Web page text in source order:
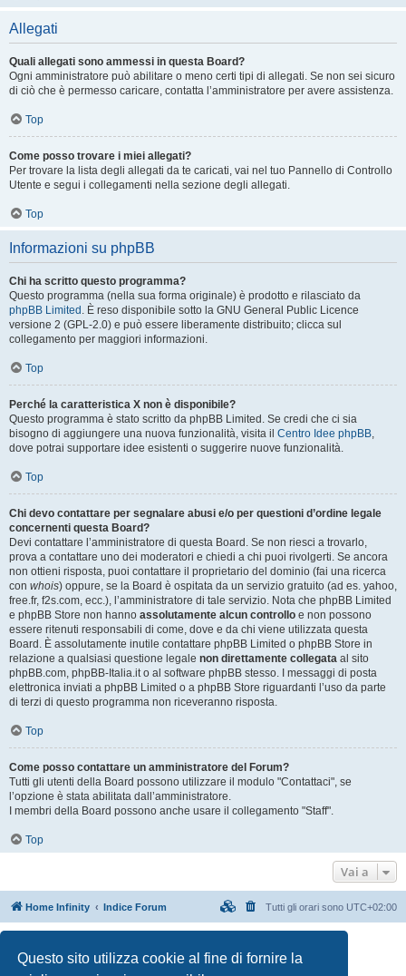
Questo sito utilizza cookie al fine di fornire la
Allegati
Quali allegati sono ammessi in questa Board?
Ogni amministratore può abilitare o meno certi tipi di allegati. Se non sei sicuro
di ciò che è permesso caricare, contatta l’amministratore per avere assistenza.
Top
Come posso trovare i miei allegati?
Per trovare la lista degli allegati da te caricati, vai nel tuo Pannello di Controllo
Utente e segui i collegamenti nella sezione degli allegati.
Top
Informazioni su phpBB
Chi ha scritto questo programma?
Questo programma (nella sua forma originale) è prodotto e rilasciato da
phpBB Limited . È reso disponibile sotto la GNU General Public Licence
versione 2 (GPL-2.0) e può essere liberamente distribuito; clicca sul
collegamento per maggiori informazioni.
Top
Perché la caratteristica X non è disponibile?
Questo programma è stato scritto da phpBB Limited. Se credi che ci sia
bisogno di aggiungere una nuova funzionalità, visita il Centro Idee phpBB,
dove potrai supportare idee esistenti o suggerire nuove funzionalità.
Top
Chi devo contattare per segnalare abusi e/o per questioni d’ordine legale
concernenti questa Board?
Devi contattare l’amministratore di questa Board. Se non riesci a trovarlo,
prova a contattare uno dei moderatori e chiedi a chi puoi rivolgerti. Se ancora
non ottieni risposta, puoi contattare il proprietario del dominio (fai una ricerca
con whois) oppure, se la Board è ospitata da un servizio gratuito (ad es. yahoo,
free.fr, f2s.com, ecc.), l’amministratore di tale servizio. Nota che phpBB Limited
e phpBB Store non hanno assolutamente alcun controllo e non possono
essere ritenuti responsabili di come, dove e da chi viene utilizzata questa
Board. È assolutamente inutile contattare phpBB Limited o phpBB Store in
relazione a qualsiasi questione legale non direttamente collegata al sito
phpBB.com, phpBB-Italia.it o al software phpBB stesso. I messaggi di posta
elettronica inviati a phpBB Limited o a phpBB Store riguardanti l’uso da parte
di terzi di questo programma non riceveranno risposta.
Top
Come posso contattare un amministratore del Forum?
Tutti gli utenti della Board possono utilizzare il modulo "Contattaci", se
l’opzione è stata abilitata dall’amministratore.
I membri della Board possono anche usare il collegamento "Staff".
Top
Vai a
Home Infinity Indice Forum Tutti gli orari sono UTC+02:00
Traduzione ItalianaphpBB-Italia.it